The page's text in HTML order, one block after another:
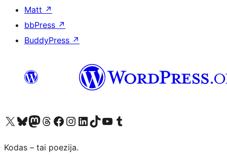
Matt ↗
bbPress ↗
BuddyPress ↗
Visit our X (formerly Twitter) account
Apsilankykite mūsų Bluesky paskyroje
Visit our Mastodon account
Apsilankykite mūsų Threads paskyroje
Visit our Facebook page
Visit our Instagram account
Visit our LinkedIn account
Apsilankykite mūsų TikTok paskyroje
Visit our YouTube channel
Apsilankykite mūsų Tumblr paskyroje
Kodas – tai poezija.